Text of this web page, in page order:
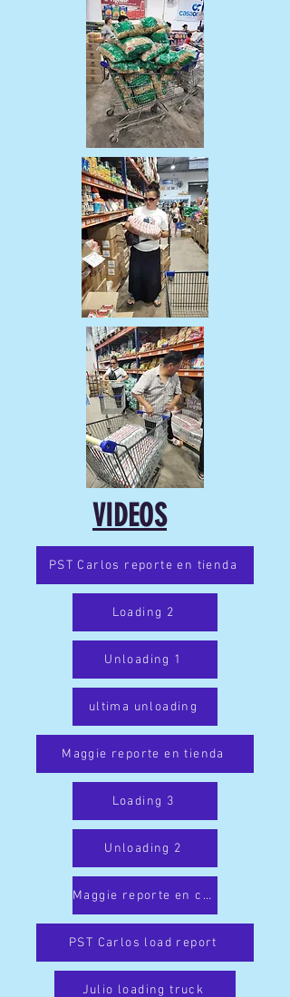
VIDEOS
PST Carlos reporte en tienda
Loading 2
Unloading 1
ultima unloading
Maggie reporte en tienda
Loading 3
Unloading 2
Maggie reporte en casa
PST Carlos load report
Julio loading truck